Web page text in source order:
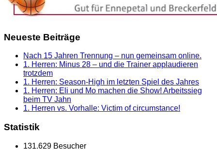
Neueste Beiträge
Nach 15 Jahren Trennung – nun gemeinsam online.
1. Herren: Minus 28 – und die Trainer applaudieren
trotzdem
1. Herren: Season-High im letzten Spiel des Jahres
1. Herren: Eli und Mo machen die Show! Arbeitssieg
beim TV Jahn
1. Herren vs. Vorhalle: Victim of circumstance!
Statistik
131.629 Besucher